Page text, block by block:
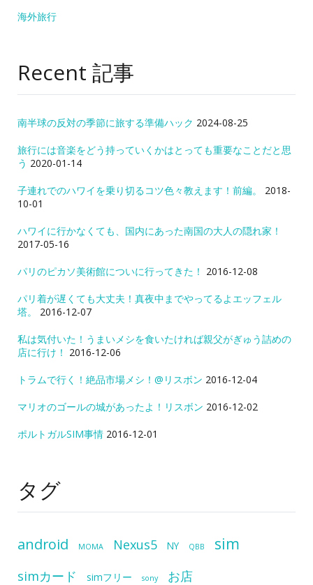
海外旅行
Recent 記事
南半球の反対の季節に旅する準備ハック 2024-08-25
旅行には音楽をどう持っていくかはとっても重要なことだと思
う 2020-01-14
子連れでのハワイを乗り切るコツ色々教えます！前編。
2018-
10-01
ハワイに行かなくても、国内にあった南国の大人の隠れ家！
2017-05-16
パリのピカソ美術館についに行ってきた！ 2016-12-08
パリ着が遅くても大丈夫！真夜中までやってるよエッフェル
塔。
2016-12-07
私は気付いた！うまいメシを食いたければ親父がぎゅう詰めの
店に行け！ 2016-12-06
トラムで行く！絶品市場メシ！@リスボン 2016-12-04
マリオのゴールの城があったよ！リスボン 2016-12-02
ポルトガルSIM事情 2016-12-01
タグ
android MOMA Nexus5 NY QBB sim
simカード simフリー sony
お店